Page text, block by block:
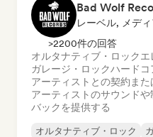
Bad Wolf
>2200件の回答
オルタナティブ・ロックエ
ガレージ・ロックハードコ
アーティストとの契約ま
アーティストのサウンド
バックを提供する
オルタナティブ・ロック